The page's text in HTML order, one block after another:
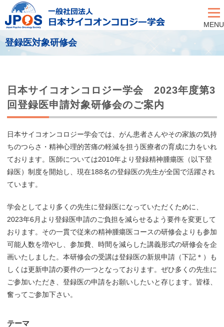
MENU
登録医対象研修会
日本サイコオンコロジー学会 2023年度第3
回登録医申請対象研修会のご案内
日本サイコオンコロジー学会では、がん患者さんやその家族の気持
ちのつらさ・精神心理的苦痛の軽減を担う医療者の育成に力をいれ
ております。医師については2010年より登録精神腫瘍医（以下登
録医）制度を開始し、現在188名の登録医の先生が全国で活躍され
ています。
学会としてより多くの先生に登録医になっていただくために、
2023年6月より登録医申請のご負担を減らせるよう要件を変更して
おります。その一貫で従来の精神腫瘍医コースの研修会よりも参加
可能人数を増やし、参加費、時間を減らした講義形式の研修会を企
画いたしました。本研修会の受講は登録医の新規申請（下記＊）も
しくは更新申請の要件の一つとなっております。ぜひ多くの先生に
ご参加いただき、登録医の申請をお願いしたいと存じます。皆様、
奮ってご参加下さい。
テーマ